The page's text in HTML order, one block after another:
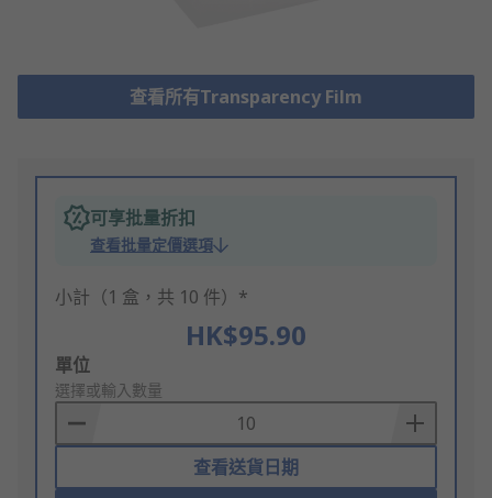
查看所有Transparency Film
可享批量折扣
查看批量定價選項
小計（1 盒，共 10 件）*
HK$95.90
Add
to
Basket
單位
選擇或輸入數量
查看送貨日期